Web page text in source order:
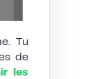
Tu
de
les